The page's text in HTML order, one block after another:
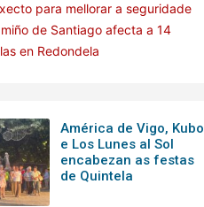
para mellorar a seguridade
de Santiago afecta a 14
en Redondela
América de Vigo, Kubo
e Los Lunes al Sol
encabezan as festas
de Quintela